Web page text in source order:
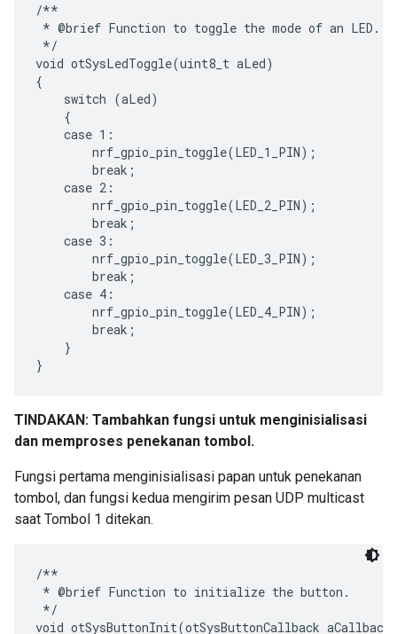
/**
* @brief Function to toggle the mode of an LED.
*/
void otSysLedToggle(uint8_t aLed)
{
    switch (aLed)
    {
    case 1:
        nrf_gpio_pin_toggle(LED_1_PIN);
        break;
    case 2:
        nrf_gpio_pin_toggle(LED_2_PIN);
        break;
    case 3:
        nrf_gpio_pin_toggle(LED_3_PIN);
        break;
    case 4:
        nrf_gpio_pin_toggle(LED_4_PIN);
        break;
    }
TINDAKAN: Tambahkan fungsi untuk menginisialisasi
dan memproses penekanan tombol.
Fungsi pertama menginisialisasi papan untuk penekanan
tombol, dan fungsi kedua mengirim pesan UDP multicast
saat Tombol 1 ditekan.
/**
* @brief Function to initialize the button.
*/
void otSysButtonInit(otSysButtonCallback